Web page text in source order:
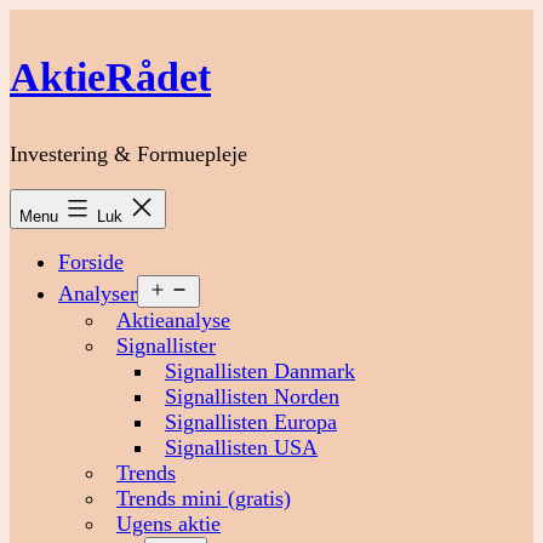
indhold
AktieRådet
Investering & Formuepleje
Menu Luk
Forside
Analyser
menu
Aktieanalyse
Signallister
Signallisten Danmark
Signallisten Norden
Signallisten Europa
Signallisten USA
Trends
Trends mini (gratis)
Ugens aktie